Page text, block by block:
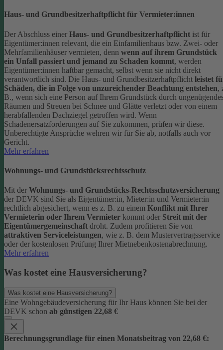
Haus- und Grundbesitzerhaftpflicht für Vermieter:innen
Der Abschluss einer Haus- und Grundbesitzerhaftpflicht ist für
Eigentümer:innen relevant, die ein Einfamilienhaus bzw. Zwei- oder
Mehrfamilienhäuser vermieten, denn wenn auf ihrem Grundstück
ein Unfall passiert und jemand zu Schaden kommt, werden
Eigentümer:innen haftbar gemacht, selbst wenn sie nicht direkt
verantwortlich sind. Die Haus- und Grundbesitzerhaftpflicht leistet
Schäden, die in Folge von unzureichender Beachtung entstehen,
B., wenn sich eine Person auf Ihrem Grundstück durch
Räumen und Streuen bei Schnee und Glätte verletzt oder von einem
herabfallenden Dachziegel getroffen wird. Wenn
Schadenersatzforderungen auf Sie zukommen, prüfen wir diese.
Unberechtigte Ansprüche wehren wir für Sie ab, notfalls auch vor
Gericht.
Mehr erfahren
Wohnungs- und Grundstücksrechtsschutz
Mit der Wohnungs- und Grundstücks-Rechtsschutzversicherung
der DEVK sind Sie als Eigentümer:in, Mieter:in und Vermieter:in
rechtlich abgesichert, wenn es z. B. zu einem Konflikt mit Ihrer
Vermieterin oder Ihrem Vermieter kommt oder Streit mit der
Eigentümergemeinschaft droht. Zudem profitieren Sie von
attraktiven Serviceleistungen, wie z. B. dem Mustervertragsservice
oder der kostenlosen Prüfung Ihrer Mietnebenkostenabrechnung.
Mehr erfahren
Was kostet eine Hausversicherung?
Was kostet eine Hausversicherung?
Eine Wohngebäudeversicherung für Ihr Haus können Sie bei der
DEVK schon ab günstigen 22,68 €
Berechnungsgrundlage für einen Monatsbeitrag von 22,68 €: